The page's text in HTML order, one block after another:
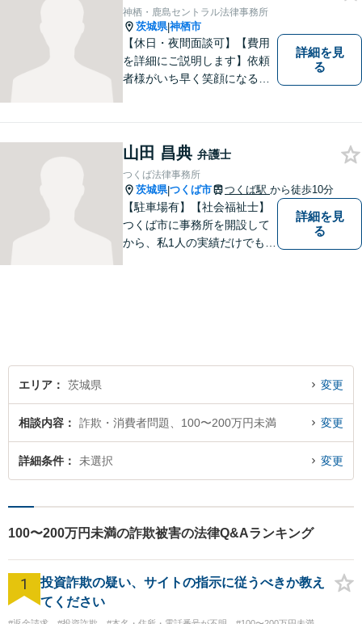
神栖・鹿島セントラル法律事務所
茨城県|神栖市
【休日・夜間面談可】【費用
を詳細にご説明します】依頼
者様がいち早く笑顔になるよ
県香取市や銚子市などにお住
まいの皆さまからのご相談も
積極的にお受けしています。
詳細を見
る
山田 昌典 弁護士
つくば法律事務所
茨城県|つくば市 つくば駅 から徒歩10分
【駐車場有】【社会福祉士】
つくば市に事務所を開設して
から、私1人の実績だけでも、
い。
詳細を見
る
エリア 茨城県 変更
相談内容 詐欺・消費者問題、100〜200万円未満 変更
詳細条件 未選択 変更
100〜200万円未満の詐欺被害の法律Q&Aランキング
1
投資詐欺の疑い、サイトの指示に従うべきか教え
てください